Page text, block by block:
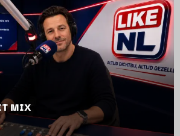
MIX